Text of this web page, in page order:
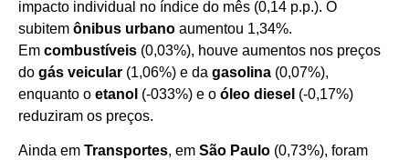
impacto individual no índice do mês (0,14 p.p.). O
subitem ônibus urbano aumentou 1,34%.
Em combustíveis (0,03%), houve aumentos nos preços
do gás veicular (1,06%) e da gasolina (0,07%),
enquanto o etanol (-033%) e o óleo diesel (-0,17%)
reduziram os preços.
Ainda em Transportes, em São Paulo (0,73%), foram